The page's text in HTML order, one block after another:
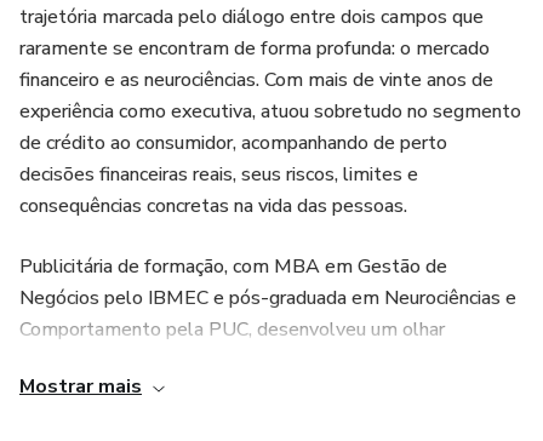
trajetória marcada pelo diálogo entre dois campos que
raramente se encontram de forma profunda: o mercado
financeiro e as neurociências. Com mais de vinte anos de
experiência como executiva, atuou sobretudo no segmento
de crédito ao consumidor, acompanhando de perto
decisões financeiras reais, seus riscos, limites e
consequências concretas na vida das pessoas.
Publicitária de formação, com MBA em Gestão de
Negócios pelo IBMEC e pós-graduada em Neurociências e
Comportamento pela PUC, desenvolveu um olhar
dinheiro. Ao longo de sua trajetória profissional, tornou-se
Mostrar mais